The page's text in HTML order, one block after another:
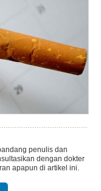
penulis dan
dengan dokter
apapun di artikel ini.